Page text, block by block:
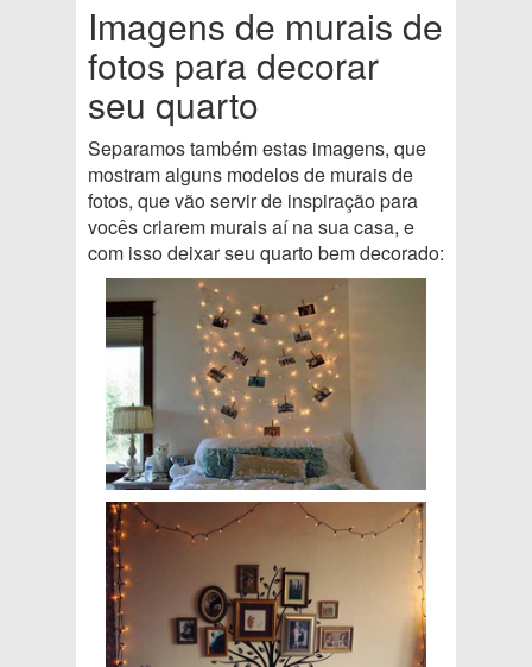
Imagens de murais de
fotos para decorar
seu quarto
Separamos também estas imagens, que
mostram alguns modelos de murais de
fotos, que vão servir de inspiração para
vocês criarem murais aí na sua casa, e
com isso deixar seu quarto bem decorado: